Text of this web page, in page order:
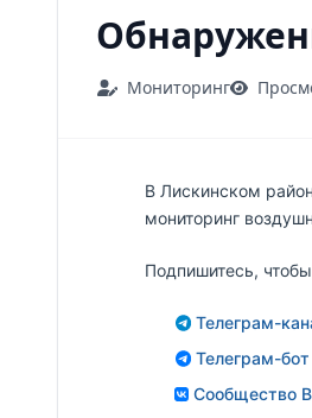
Мониторинг
В Лискинском
мониторинг
Подпишитесь,
Телеграм-
Телеграм-бот
Сообщество